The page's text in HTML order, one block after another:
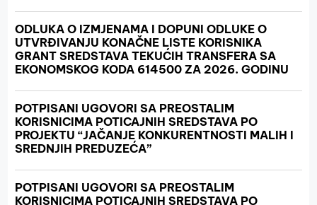
ODLUKA O IZMJENAMA I DOPUNI ODLUKE O
UTVRĐIVANJU KONAČNE LISTE KORISNIKA
GRANT SREDSTAVA TEKUĆIH TRANSFERA SA
EKONOMSKOG KODA 614500 ZA 2026. GODINU
POTPISANI UGOVORI SA PREOSTALIM
KORISNICIMA POTICAJNIH SREDSTAVA PO
PROJEKTU “JAČANJE KONKURENTNOSTI MALIH I
SREDNJIH PREDUZEĆA”
POTPISANI UGOVORI SA PREOSTALIM
KORISNICIMA POTICAJNIH SREDSTAVA PO